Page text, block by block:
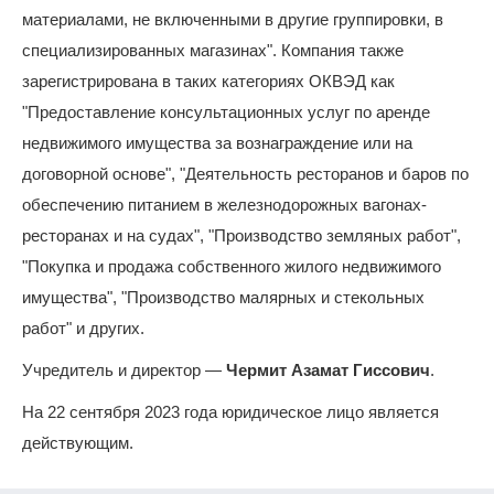
материалами, не включенными в другие группировки, в
специализированных магазинах". Компания также
зарегистрирована в таких категориях ОКВЭД как
"Предоставление консультационных услуг по аренде
недвижимого имущества за вознаграждение или на
договорной основе", "Деятельность ресторанов и баров по
обеспечению питанием в железнодорожных вагонах-
ресторанах и на судах", "Производство земляных работ",
"Покупка и продажа собственного жилого недвижимого
имущества", "Производство малярных и стекольных
работ" и других.
Учредитель и директор — Чермит Азамат Гиссович.
На 22 сентября 2023 года юридическое лицо является
действующим.